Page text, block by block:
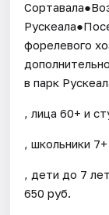
форелевого
в парк
, лица 60+ и
, школьники
, дети до 7
650 руб.